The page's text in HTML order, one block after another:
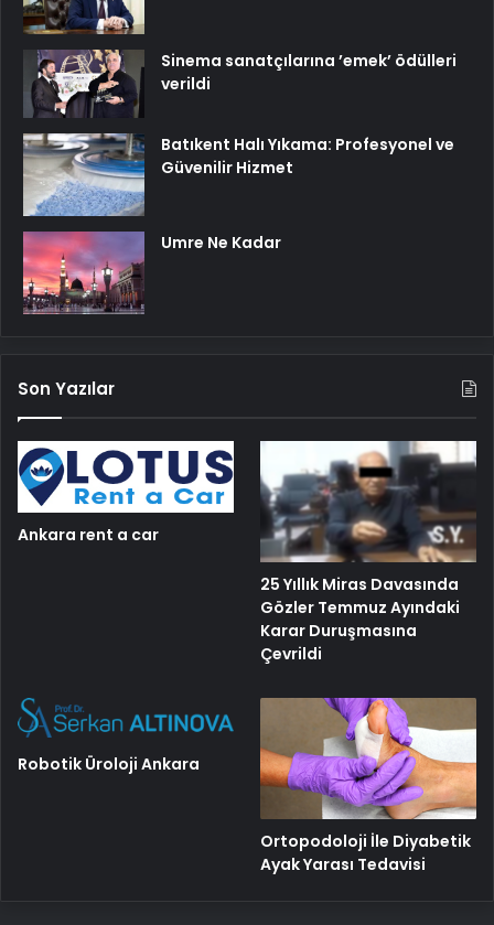
Sinema sanatçılarına ’emek’ ödülleri
verildi
Batıkent Halı Yıkama: Profesyonel ve
Güvenilir Hizmet
Umre Ne Kadar
Son Yazılar
Ankara rent a car
25 Yıllık Miras Davasında
Gözler Temmuz Ayındaki
Karar Duruşmasına
Çevrildi
Robotik Üroloji Ankara
Ortopodoloji İle Diyabetik
Ayak Yarası Tedavisi